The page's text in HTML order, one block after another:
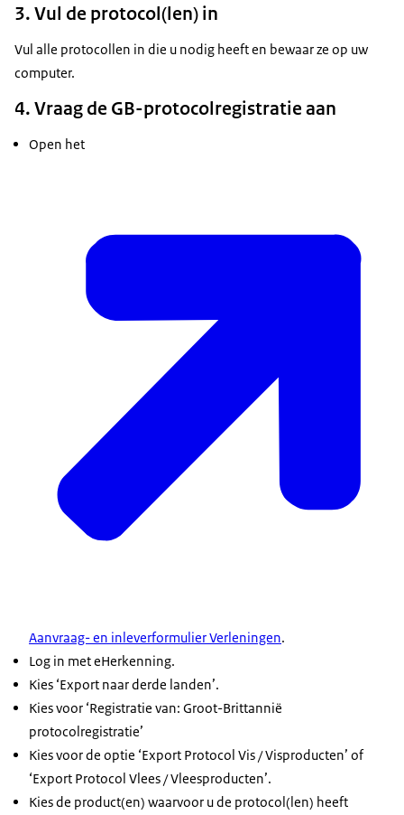
3. Vul de protocol(len) in
Vul alle protocollen in die u nodig heeft en bewaar ze op uw
computer.
4. Vraag de GB-protocolregistratie aan
Open het
Aanvraag- en inleverformulier Verleningen.
Log in met eHerkenning.
Kies ‘Export naar derde landen’.
Kies voor ‘Registratie van: Groot-Brittannië
protocolregistratie’
Kies voor de optie ‘Export Protocol Vis / Visproducten’ of
‘Export Protocol Vlees / Vleesproducten’.
Kies de product(en) waarvoor u de protocol(len) heeft